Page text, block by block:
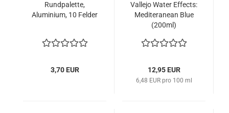
Rundpalette,
Aluminium, 10 Felder
3,70 EUR
Vallejo Water Effects:
Mediteranean Blue
(200ml)
12,95 EUR
6,48 EUR pro 100 ml